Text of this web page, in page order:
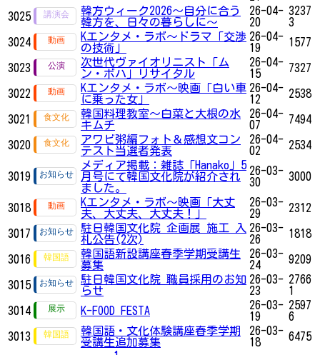
3025
韓方ウィーク2026～自分に合う
韓方を、日々の暮らしに～
26-04-
20
3237
3
3024
Kエンタメ・ラボ～ドラマ「交渉
の技術」
26-04-
19
1577
3023
次世代ヴァイオリニスト「ム
ン・ボハ」リサイタル
26-04-
15
7327
3022
Kエンタメ・ラボ～映画「白い車
に乗った女」
26-04-
12
2538
3021
韓国料理教室～白菜と大根の水
キムチ
26-04-
07
7494
3020
アワビ粥編フォト＆感想文コン
テスト当選者発表
26-04-
02
2534
3019
メディア掲載：雑誌「Hanako」5
月号にて韓国文化院が紹介され
ました。
26-03-
30
3000
3018
Kエンタメ・ラボ～映画「大丈
夫、大丈夫、大丈夫！」
26-03-
29
2312
3017
駐日韓国文化院 企画展 施工 入
札公告(2次)
26-03-
26
1818
3016
韓国語新設講座春季学期受講生
募集
26-03-
24
9209
3015
駐日韓国文化院 職員採用のお知
らせ
26-03-
23
2766
1
3014
K-FOOD FESTA
26-03-
19
2597
6
3013
韓国語・文化体験講座春季学期
受講生追加募集
26-03-
18
6475